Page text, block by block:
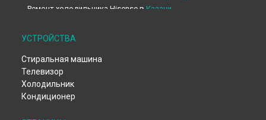
Ремонт холодильника Hisense в Казани
Ремонт холодильника Hisense в
Ремонт холодильника Hisense в
Ремонт холодильника Hisense в
Ремонт холодильника Hisense в
Ремонт холодильника Hisense в
Ремонт холодильника Hisense в
УСТРОЙСТВА
Стиральная машина
Телевизор
Холодильник
Кондиционер